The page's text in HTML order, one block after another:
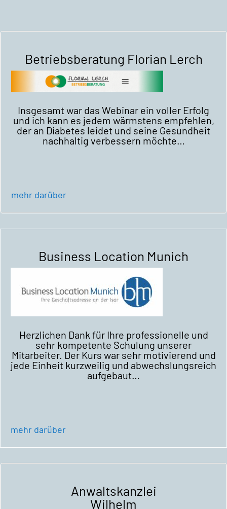
Betriebsberatung Florian Lerch
Insgesamt war das Webinar ein voller Erfolg
und ich kann es jedem wärmstens empfehlen,
der an Diabetes leidet und seine Gesundheit
nachhaltig verbessern möchte…
mehr darüber
Business Location Munich
Herzlichen Dank für Ihre professionelle und
sehr kompetente Schulung unserer
Mitarbeiter. Der Kurs war sehr motivierend und
jede Einheit kurzweilig und abwechslungsreich
aufgebaut…
mehr darüber
Anwaltskanzlei
Wilhelm